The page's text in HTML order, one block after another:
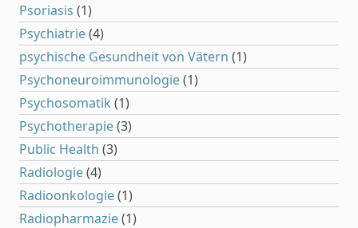
Psoriasis (1)
Psychiatrie(4)
psychische Gesundheit von Vätern (1)
Psychoneuroimmunologie(1)
Psychosomatik (1)
Psychotherapie(3)
Public Health (3)
Radiologie(4)
Radioonkologie(1)
Radiopharmazie(1)